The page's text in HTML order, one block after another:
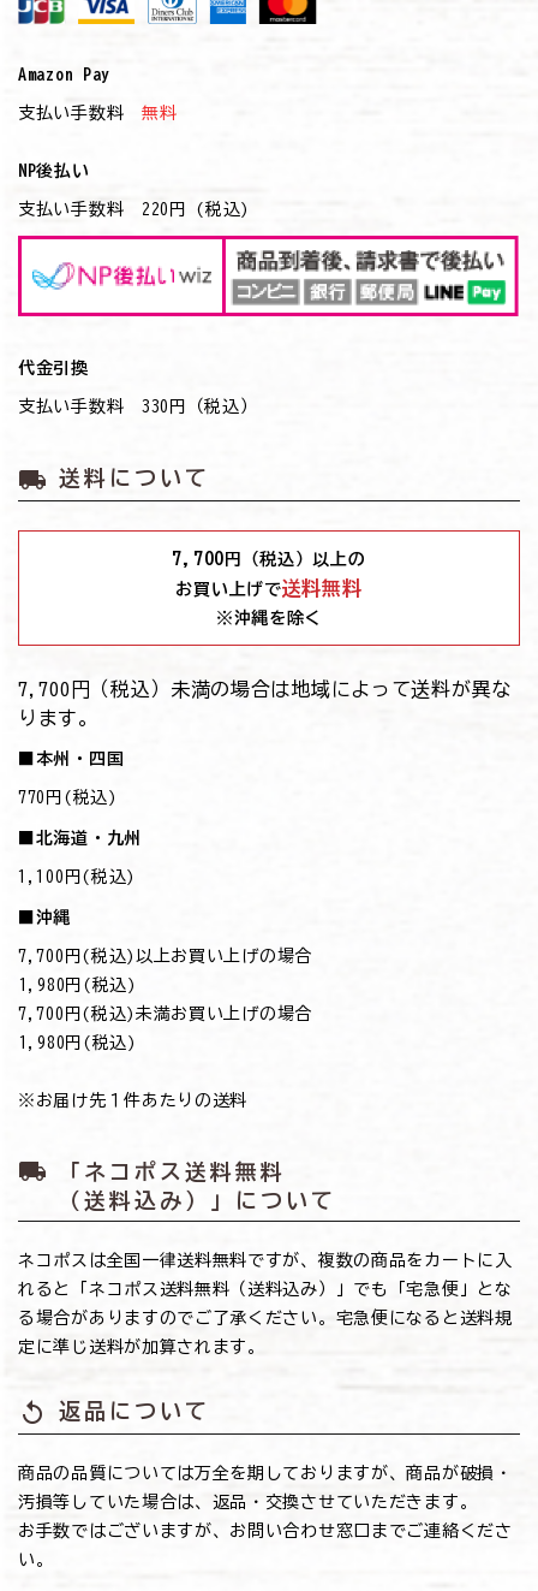
Amazon Pay
支払い手数料 無料
NP後払い
支払い手数料 220円 (税込)
代金引換
支払い手数料 330円（税込）
local_shipping 送料について
7,700 円（税込）以上の
お買い上げで送料無料
※沖縄を除く
7,700円（税込）未満の場合は地域によって送料が異な
ります。
■本州・四国
770円(税込)
■北海道・九州
1,100円(税込)
■沖縄
7,700円(税込)以上お買い上げの場合
→1,980円(税込)
7,700円(税込)未満お買い上げの場合
→1,980円(税込)
※お届け先１件あたりの送料
local_shipping
「ネコポス送料無料
（送料込み）」について
ネコポスは全国一律送料無料ですが、複数の商品をカートに入
れると「ネコポス送料無料（送料込み）」でも「宅急便」とな
る場合がありますのでご了承ください。宅急便になると送料規
定に準じ送料が加算されます。
replay 返品について
商品の品質については万全を期しておりますが、商品が破損・
汚損等していた場合は、返品・交換させていただきます。
お手数ではございますが、お問い合わせ窓口までご連絡くださ
い。